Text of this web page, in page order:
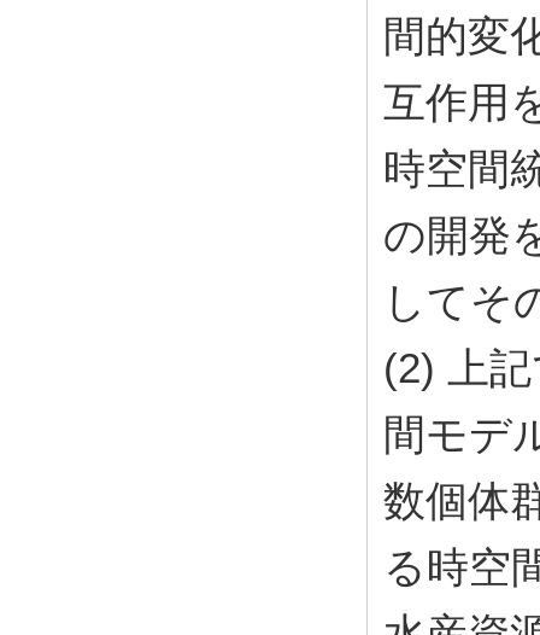
間的変
互作用
時空間
の開発
してそ
(2) 上
間モデ
数個体
る時空